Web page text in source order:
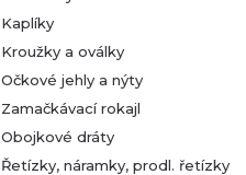
Kaplíky
Kroužky a oválky
Očkové jehly a nýty
Zamačkávací rokajl
Obojkové dráty
Řetízky, náramky, prodl. řetízky